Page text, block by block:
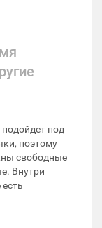
под
поэтому
свободные
Внутри